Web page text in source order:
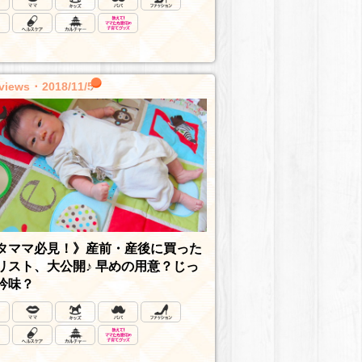
･ 2018/11/5
ママ必見！》産前・産後に買った
スト、大公開♪ 早めの用意？じっ
味？